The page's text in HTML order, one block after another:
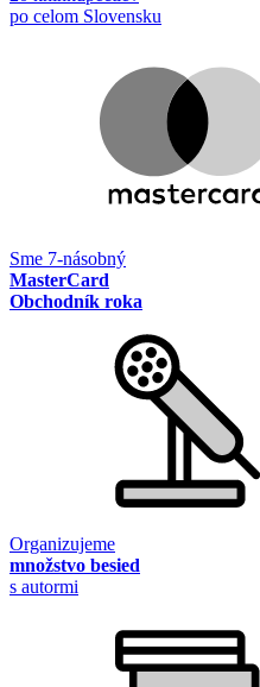
po celom Slovensku
Sme 7-násobný
MasterCard
Obchodník roka
Organizujeme
množstvo besied
s autormi